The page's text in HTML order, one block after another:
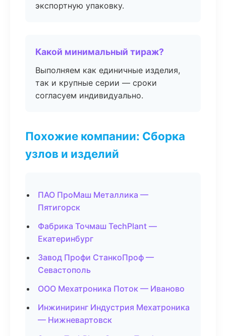
экспортную упаковку.
Какой минимальный тираж?
Выполняем как единичные изделия,
так и крупные серии — сроки
согласуем индивидуально.
Похожие компании: Сборка
узлов и изделий
ПАО ПроМаш Металлика —
Пятигорск
Фабрика Точмаш TechPlant —
Екатеринбург
Завод Профи СтанкоПроф —
Севастополь
ООО Мехатроника Поток — Иваново
Инжиниринг Индустрия Мехатроника
— Нижневартовск